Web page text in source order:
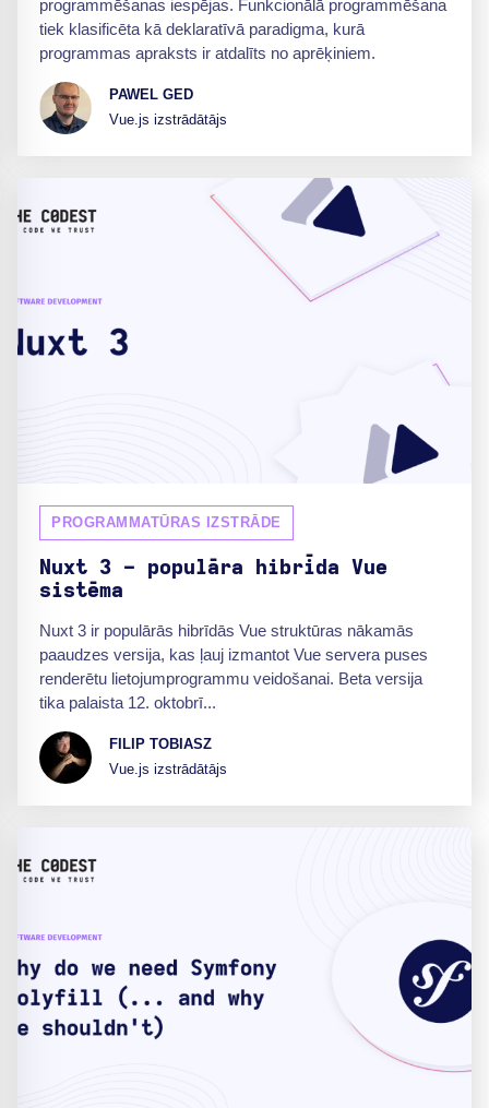
programmēšanas iespējas. Funkcionālā programmēšana
tiek klasificēta kā deklaratīvā paradigma, kurā
programmas apraksts ir atdalīts no aprēķiniem.
PAWEL GED
Vue.js izstrādātājs
PROGRAMMATŪRAS IZSTRĀDE
Nuxt 3 - populāra hibrīda Vue
sistēma
Nuxt 3 ir populārās hibrīdās Vue struktūras nākamās
paaudzes versija, kas ļauj izmantot Vue servera puses
renderētu lietojumprogrammu veidošanai. Beta versija
tika palaista 12. oktobrī...
FILIP TOBIASZ
Vue.js izstrādātājs